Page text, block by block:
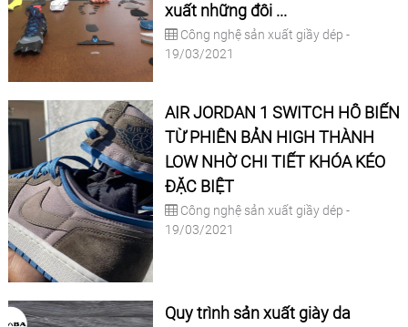
xuất những đôi ...
Công nghệ sản xuất giầy dép -
19/03/2021
AIR JORDAN 1 SWITCH HÔ BIẾN
TỪ PHIÊN BẢN HIGH THÀNH
LOW NHỜ CHI TIẾT KHÓA KÉO
ĐẶC BIỆT
Công nghệ sản xuất giầy dép -
19/03/2021
Quy trình sản xuất giày da